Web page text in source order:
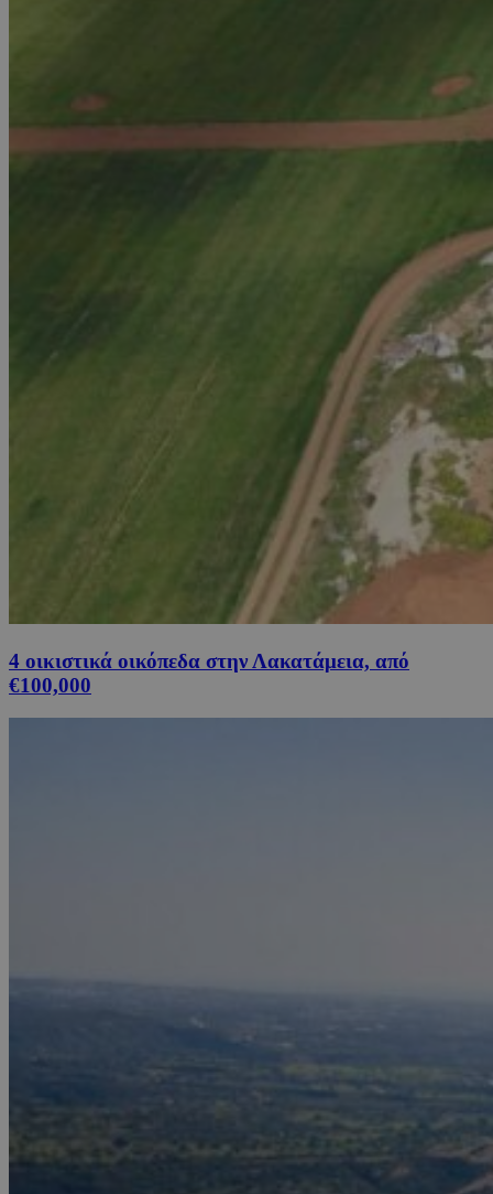
4 οικιστικά οικόπεδα στην Λακατάμεια, από
€100,000